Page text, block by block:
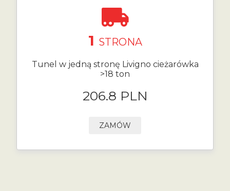
1 STRONA
Tunel w jedną stronę Livigno cieżarówka
>18 ton
206.8 PLN
ZAMÓW